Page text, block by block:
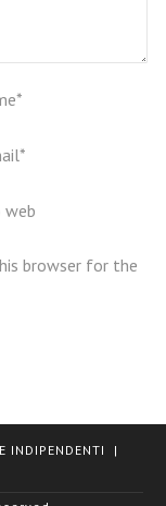
*
*
web
browser for the
INDIPENDENTI
|